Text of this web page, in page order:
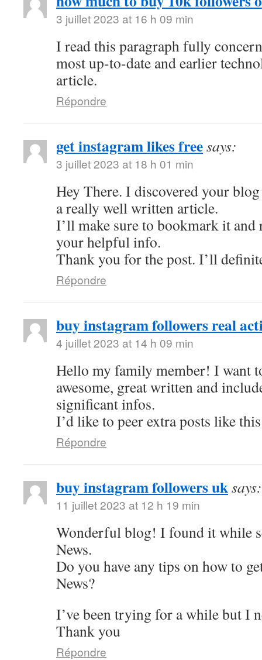
3 juillet 2023 at 16 h 09 min
I read this paragraph fully
most up-to-date and earlier
article.
Répondre
get instagram likes freesays:
3 juillet 2023 at 18 h 01 min
Hey There. I discovered your
a really well written article.
I’ll make sure to bookmark it
your helpful info.
Thank you for the post. I’ll
Répondre
buy instagram followers real
4 juillet 2023 at 14 h 09 min
Hello my family member! I want
awesome, great written and
significant infos.
I’d like to peer extra posts like
Répondre
buy instagram followers uksays:
11 juillet 2023 at 12 h 19 min
Wonderful blog! I found it while
News.
Do you have any tips on how to
News?
I’ve been trying for a while but I
Thank you
Répondre